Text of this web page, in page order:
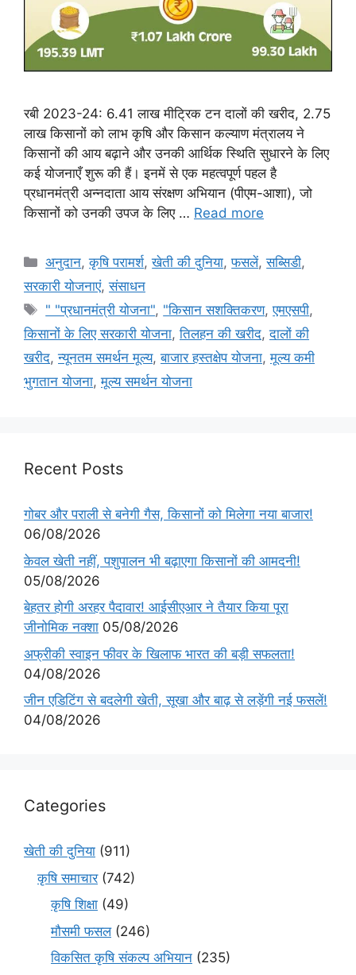
रबी 2023-24: 6.41 लाख मीट्रिक टन दालों की खरीद, 2.75
लाख किसानों को लाभ कृषि और किसान कल्याण मंत्रालय ने
किसानों की आय बढ़ाने और उनकी आर्थिक स्थिति सुधारने के लिए
कई योजनाएँ शुरू की हैं। इनमें से एक महत्वपूर्ण पहल है
प्रधानमंत्री अन्नदाता आय संरक्षण अभियान (पीएम-आशा), जो
किसानों को उनकी उपज के लिए … Read more
अनुदान,कृषि परामर्श,खेती की दुनिया,फसलें,सब्सिडी,
सरकारी योजनाएं,संसाधन
" "प्रधानमंत्री योजना", "किसान सशक्तिकरण,एमएसपी,
किसानों के लिए सरकारी योजना,तिलहन की खरीद,दालों की
खरीद,न्यूनतम समर्थन मूल्य,बाजार हस्तक्षेप योजना,मूल्य कमी
भुगतान योजना,मूल्य समर्थन योजना
Recent Posts
गोबर और पराली से बनेगी गैस, किसानों को मिलेगा नया बाजार!
06/08/2026
केवल खेती नहीं, पशुपालन भी बढ़ाएगा किसानों की आमदनी!
05/08/2026
बेहतर होगी अरहर पैदावार! आईसीएआर ने तैयार किया पूरा
जीनोमिक नक्शा 05/08/2026
अफ्रीकी स्वाइन फीवर के खिलाफ भारत की बड़ी सफलता!
04/08/2026
जीन एडिटिंग से बदलेगी खेती, सूखा और बाढ़ से लड़ेंगी नई फसलें!
04/08/2026
Categories
खेती की दुनिया (911)
कृषि समाचार(742)
कृषि शिक्षा (49)
मौसमी फसल(246)
विकसित कृषि संकल्प अभियान (235)